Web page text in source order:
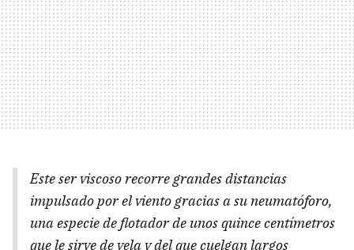
Este ser viscoso recorre grandes distancias
impulsado por el viento gracias a su neumatóforo,
una especie de flotador de unos quince centímetros
que le sirve de vela y del que cuelgan largos